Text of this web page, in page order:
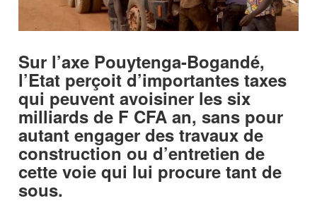
Sur l’axe Pouytenga-Bogandé,
l’Etat perçoit d’importantes taxes
qui peuvent avoisiner les six
milliards de F CFA an, sans pour
autant engager des travaux de
construction ou d’entretien de
cette voie qui lui procure tant de
sous.